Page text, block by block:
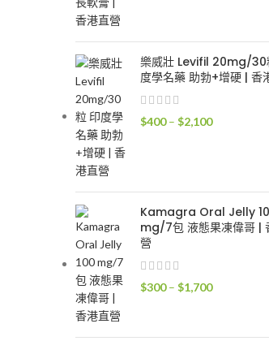
$250
到
$1,400
樂威壯 Levifil 20mg/30
度學名藥 助勃+增硬 | 香
$400 – $2,100價
$400
到
$2,100
Kamagra Oral Jelly
mg/7包 液態果凍偉哥 |
營
$300 – $1,700價